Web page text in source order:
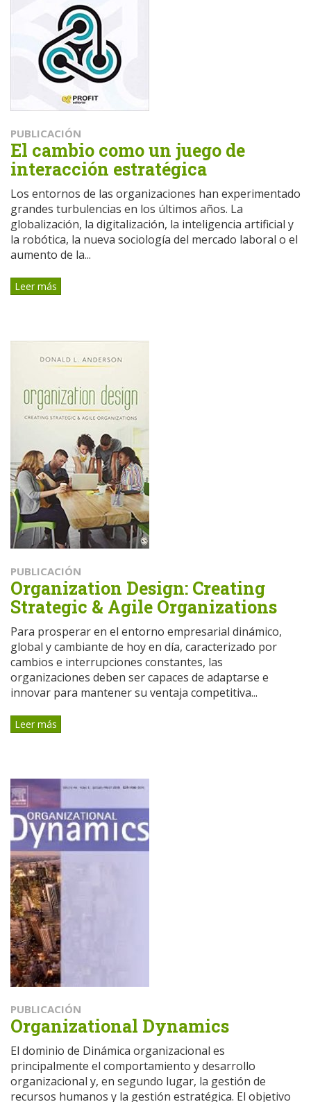
PUBLICACIÓN
El cambio como un juego de
interacción estratégica
Los entornos de las organizaciones han experimentado
grandes turbulencias en los últimos años. La
globalización, la digitalización, la inteligencia artificial y
la robótica, la nueva sociología del mercado laboral o el
aumento de la...
Leer más
PUBLICACIÓN
Organization Design: Creating
Strategic & Agile Organizations
Para prosperar en el entorno empresarial dinámico,
global y cambiante de hoy en día, caracterizado por
cambios e interrupciones constantes, las
organizaciones deben ser capaces de adaptarse e
innovar para mantener su ventaja competitiva...
Leer más
PUBLICACIÓN
Organizational Dynamics
El dominio de Dinámica organizacional es
principalmente el comportamiento y desarrollo
organizacional y, en segundo lugar, la gestión de
recursos humanos y la gestión estratégica. El objetivo